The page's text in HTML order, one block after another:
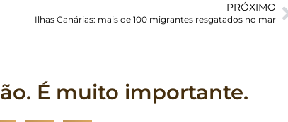
PRÓXIMO
Ilhas Canárias: mais de 100 migrantes resgatados no mar
É muito importante.